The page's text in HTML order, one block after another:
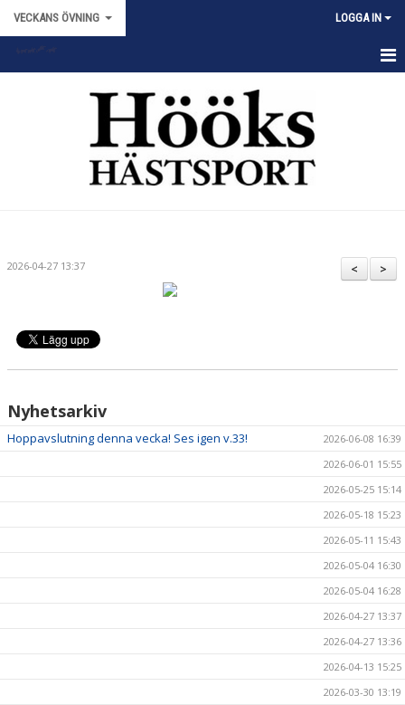
VECKANS ÖVNING LOGGA IN
>
<
2026-04-27 13:37
Nyhetsarkiv
Hoppavslutning denna vecka! Ses igen v.33!
2026-06-08 16:39
2026-06-01 15:55
2026-05-25 15:14
2026-05-18 15:23
2026-05-11 15:43
2026-05-04 16:30
2026-05-04 16:28
2026-04-27 13:37
2026-04-27 13:36
2026-04-13 15:25
2026-03-30 13:19